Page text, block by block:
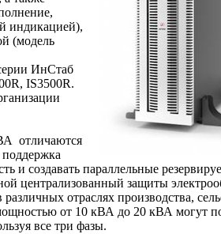
индикацией),
(модель
ИнСтаб
IS3500R.
отличаются
и создавать параллельные
централизованный защиты
отраслях производства,
от 10 кВА до 20 кВА могут
все три фазы.